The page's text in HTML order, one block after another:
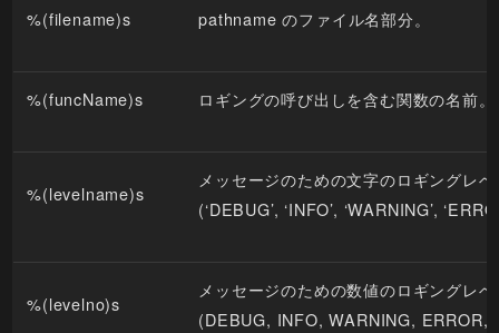
%(filename)s pathname のファイル名部分。
%(funcName)s ロギングの呼び出しを含む関数の名前。
%(levelname)s
メッセージのための文字のロギングレ
(‘DEBUG’, ‘INFO’, ‘WARNING’,
%(levelno)s
メッセージのための数値のロギングレ
(DEBUG, INFO, WARNING, ERROR,